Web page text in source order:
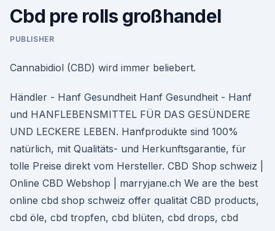
Cbd pre rolls großhandel
PUBLISHER
Cannabidiol (CBD) wird immer beliebert.
Händler - Hanf Gesundheit Hanf Gesundheit - Hanf
und HANFLEBENSMITTEL FÜR DAS GESÜNDERE
UND LECKERE LEBEN. Hanfprodukte sind 100%
natürlich, mit Qualitäts- und Herkunftsgarantie, für
tolle Preise direkt vom Hersteller. CBD Shop schweiz |
Online CBD Webshop | marryjane.ch We are the best
online cbd shop schweiz offer qualität CBD products,
cbd öle, cbd tropfen, cbd blüten, cbd drops, cbd